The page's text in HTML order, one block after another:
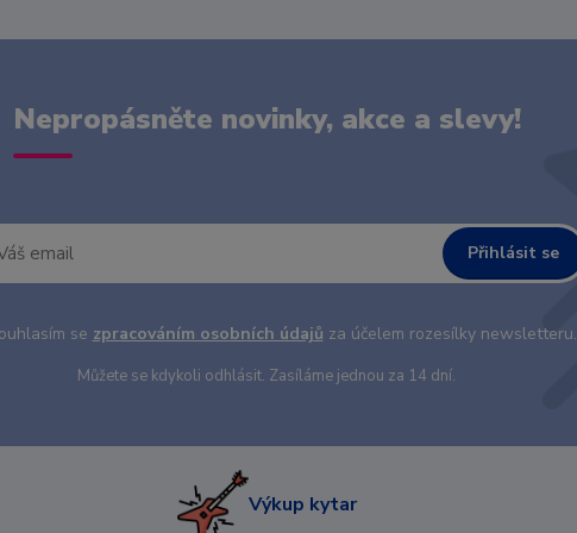
Nepropásněte novinky, akce a slevy!
Přihlásit se
se zpracováním osobních údajů za účelem rozesílky newsletteru.
Můžete se kdykoli odhlásit. Zasíláme jednou za 14 dní.
Výkup kytar